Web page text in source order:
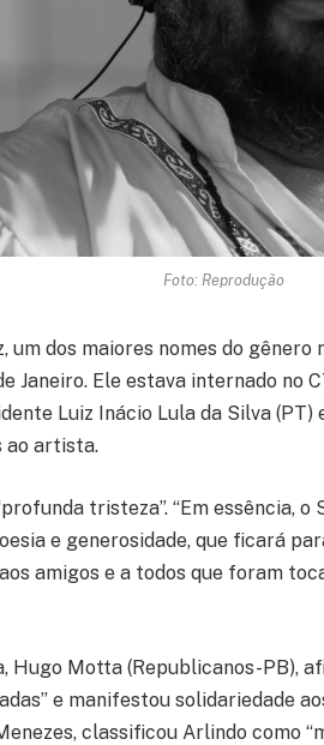
Foto: Reprodução
um dos maiores nomes do
Janeiro. Ele estava internado no
Luiz Inácio Lula da Silva
ao artista.
tristeza”. “Em essência,
e generosidade, que ficará
amigos e a todos que foram
Hugo Motta (Republicanos-PB),
e manifestou solidariedade
classificou Arlindo como